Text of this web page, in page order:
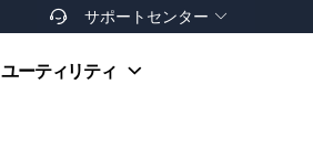
 サポートセンター 
お支払い方法
ユーティリティ